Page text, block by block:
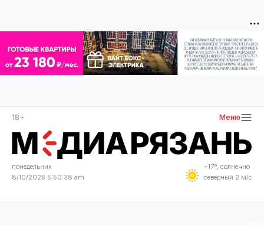
18+ Меню
понедельник
8/10/2026 5:50:39 am
+17°, солнечно
северный 2 м/с